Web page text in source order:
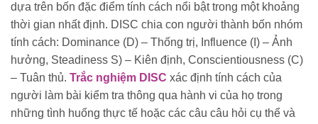
dựa trên bốn đặc điểm tính cách nổi bật trong một khoảng
thời gian nhất định. DISC chia con người thành bốn nhóm
tính cách: Dominance (D) – Thống trị, Influence (I) – Ảnh
hưởng, Steadiness S) – Kiên định, Conscientiousness (C)
– Tuân thủ. Trắc nghiệm DISC xác định tính cách của
người làm bài kiểm tra thông qua hành vi của họ trong
những tình huống thực tế hoặc các câu câu hỏi cụ thể và